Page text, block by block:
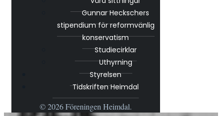
Gunnar Heckschers
stipendium för reformvänlig
konservatism
Studiecirklar
Uthyrning
Styrelsen
Tidskriften Heimdal
© 2026 Föreningen Heimdal.